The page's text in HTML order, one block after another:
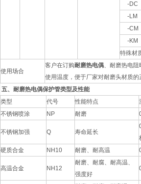
-DC
-LM
-CM
-KM
特殊材
使用场合
客户在订购耐磨热电偶、耐磨热电阻
使用温度，便于厂家对耐磨头材质的
五、耐磨热电偶保护管类型及性能
类型
代号 性能特点
不锈钢喷涂
NP 耐磨
不锈钢加强 Q 寿命延长
硬质合金 NH10 耐磨、耐高温
高温合金 NH12
耐磨、耐腐、耐高温、
强度好